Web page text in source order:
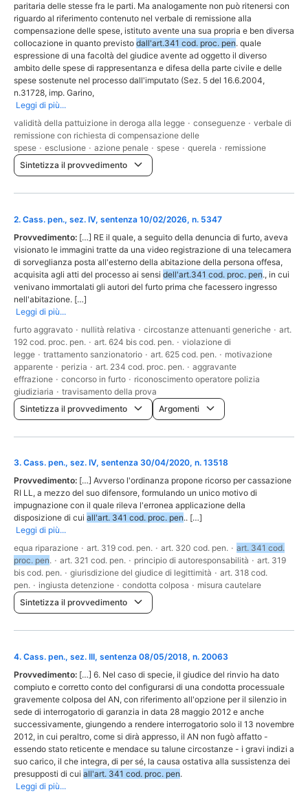
paritaria delle stesse fra le parti. Ma analogamente non può ritenersi con
riguardo al riferimento contenuto nel verbale di remissione alla
compensazione delle spese, istituto avente una sua propria e ben diversa
collocazione in quanto previsto dall'art.341 cod. proc. pen. quale
espressione di una facoltà del giudice avente ad oggetto il diverso
ambito delle spese di rappresentanza e difesa della parte civile e delle
spese sostenute nel processo dall'imputato (Sez. 5 del 16.6.2004,
n.31728, imp. Garino,
Leggi di più...
validità della pattuizione in deroga alla legge · conseguenze · verbale di
remissione con richiesta di compensazione delle
spese · esclusione · azione penale · spese · querela · remissione
Sintetizza il provvedimento
2. Cass. pen., sez. IV, sentenza 10/02/2026, n. 5347
Provvedimento: […] RE il quale, a seguito della denuncia di furto, aveva
visionato le immagini tratte da una video registrazione di una telecamera
di sorveglianza posta all'esterno della abitazione della persona offesa,
acquisita agli atti del processo ai sensi dell'art.341 cod. proc. pen., in cui
venivano immortalati gli autori del furto prima che facessero ingresso
nell'abitazione. […]
Leggi di più...
furto aggravato · nullità relativa · circostanze attenuanti generiche · art.
192 cod. proc. pen. · art. 624 bis cod. pen. · violazione di
legge · trattamento sanzionatorio · art. 625 cod. pen. · motivazione
apparente · perizia · art. 234 cod. proc. pen. · aggravante
effrazione · concorso in furto · riconoscimento operatore polizia
giudiziaria · travisamento della prova
Sintetizza il provvedimento
Argomenti
3. Cass. pen., sez. IV, sentenza 30/04/2020, n. 13518
Provvedimento: […] Avverso l'ordinanza propone ricorso per cassazione
RI LL, a mezzo del suo difensore, formulando un unico motivo di
impugnazione con il quale rileva l'erronea applicazione della
disposizione di cui all'art. 341 cod. proc. pen.. […]
Leggi di più...
equa riparazione · art. 319 cod. pen. · art. 320 cod. pen. · art. 341 cod.
proc. pen. · art. 321 cod. pen. · principio di autoresponsabilità · art. 319
bis cod. pen. · giurisdizione del giudice di legittimità · art. 318 cod.
pen. · ingiusta detenzione · condotta colposa · misura cautelare
Sintetizza il provvedimento
4. Cass. pen., sez. III, sentenza 08/05/2018, n. 20063
Provvedimento: […] 6. Nel caso di specie, il giudice del rinvio ha dato
compiuto e corretto conto del configurarsi di una condotta processuale
gravemente colposa del AN, con riferimento all'opzione per il silenzio in
sede di interrogatorio di garanzia in data 28 maggio 2012 e anche
successivamente, giungendo a rendere interrogatorio solo il 13 novembre
2012, in cui peraltro, come si dirà appresso, il AN non fugò affatto -
essendo stato reticente e mendace su talune circostanze - i gravi indizi a
suo carico, il che integra, di per sé, la causa ostativa alla sussistenza dei
presupposti di cui all'art. 341 cod. proc. pen.
Leggi di più...